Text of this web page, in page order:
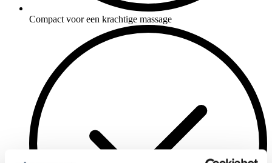
Compact voor een krachtige massage